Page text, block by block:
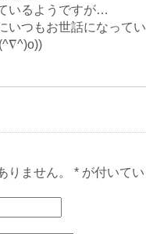
いるようですが…
いつもお世話になって
りません。 * が付いて